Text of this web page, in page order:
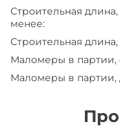
Строительная длина,
менее:
Строительная
Маломеры в партии,
Маломеры в партии,